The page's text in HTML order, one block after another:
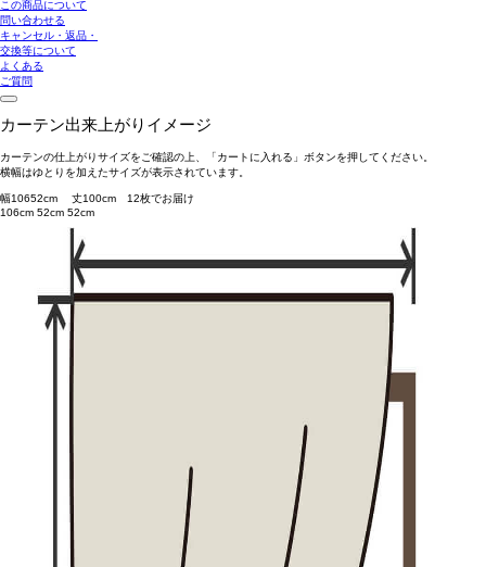
この商品について
問い合わせる
キャンセル・返品・
交換等について
よくある
ご質問
カーテン出来上がりイメージ
カーテンの仕上がりサイズをご確認の上、「カートに入れる」ボタンを押してください。
横幅はゆとりを加えたサイズが表示されています。
幅10652cm 丈100cm 12枚でお届け
106cm 52cm 52cm